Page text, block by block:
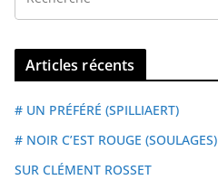
Articles récents
# UN PRÉFÉRÉ (SPILLIAERT)
# NOIR C’EST ROUGE (SOULAGES)
SUR CLÉMENT ROSSET